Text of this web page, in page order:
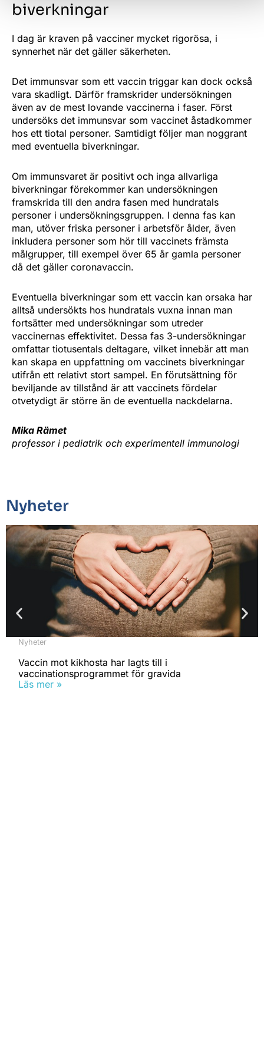
biverkningar
I dag är kraven på vacciner mycket rigorösa, i
synnerhet när det gäller säkerheten.
Det immunsvar som ett vaccin triggar kan dock också
vara skadligt. Därför framskrider undersökningen
även av de mest lovande vaccinerna i faser. Först
undersöks det immunsvar som vaccinet åstadkommer
hos ett tiotal personer. Samtidigt följer man noggrant
med eventuella biverkningar.
Om immunsvaret är positivt och inga allvarliga
biverkningar förekommer kan undersökningen
framskrida till den andra fasen med hundratals
personer i undersökningsgruppen. I denna fas kan
man, utöver friska personer i arbetsför ålder, även
inkludera personer som hör till vaccinets främsta
målgrupper, till exempel över 65 år gamla personer
då det gäller coronavaccin.
Eventuella biverkningar som ett vaccin kan orsaka har
alltså undersökts hos hundratals vuxna innan man
fortsätter med undersökningar som utreder
vaccinernas effektivitet. Dessa fas 3-undersökningar
omfattar tiotusentals deltagare, vilket innebär att man
kan skapa en uppfattning om vaccinets biverkningar
utifrån ett relativt stort sampel. En förutsättning för
beviljande av tillstånd är att vaccinets fördelar
otvetydigt är större än de eventuella nackdelarna.
Mika Rämet
professor i pediatrik och experimentell immunologi
Nyheter
Nyheter
Vaccin mot kikhosta har lagts till i
vaccinationsprogrammet för gravida
Läs mer »